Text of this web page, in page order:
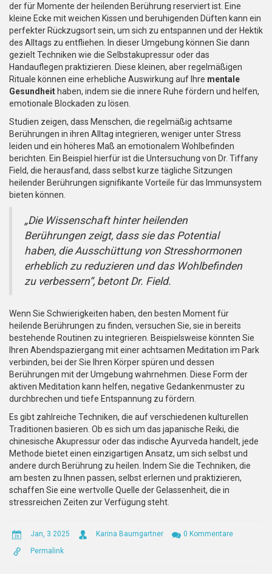
der für Momente der heilenden Berührung reserviert ist. Eine
kleine Ecke mit weichen Kissen und beruhigenden Düften kann ein
perfekter Rückzugsort sein, um sich zu entspannen und der Hektik
des Alltags zu entfliehen. In dieser Umgebung können Sie dann
gezielt Techniken wie die Selbstakupressur oder das
Handauflegen praktizieren. Diese kleinen, aber regelmäßigen
Rituale können eine erhebliche Auswirkung auf Ihre mentale
Gesundheit haben, indem sie die innere Ruhe fördern und helfen,
emotionale Blockaden zu lösen.
Studien zeigen, dass Menschen, die regelmäßig achtsame
Berührungen in ihren Alltag integrieren, weniger unter Stress
leiden und ein höheres Maß an emotionalem Wohlbefinden
berichten. Ein Beispiel hierfür ist die Untersuchung von Dr. Tiffany
Field, die herausfand, dass selbst kurze tägliche Sitzungen
heilender Berührungen signifikante Vorteile für das Immunsystem
bieten können.
„Die Wissenschaft hinter heilenden
Berührungen zeigt, dass sie das Potential
haben, die Ausschüttung von Stresshormonen
erheblich zu reduzieren und das Wohlbefinden
zu verbessern“, betont Dr. Field.
Wenn Sie Schwierigkeiten haben, den besten Moment für
heilende Berührungen zu finden, versuchen Sie, sie in bereits
bestehende Routinen zu integrieren. Beispielsweise könnten Sie
Ihren Abendspaziergang mit einer achtsamen Meditation im Park
verbinden, bei der Sie Ihren Körper spüren und dessen
Berührungen mit der Umgebung wahrnehmen. Diese Form der
aktiven Meditation kann helfen, negative Gedankenmuster zu
durchbrechen und tiefe Entspannung zu fördern.
Es gibt zahlreiche Techniken, die auf verschiedenen kulturellen
Traditionen basieren. Ob es sich um das japanische Reiki, die
chinesische Akupressur oder das indische Ayurveda handelt, jede
Methode bietet einen einzigartigen Ansatz, um sich selbst und
andere durch Berührung zu heilen. Indem Sie die Techniken, die
am besten zu Ihnen passen, selbst erlernen und praktizieren,
schaffen Sie eine wertvolle Quelle der Gelassenheit, die in
stressreichen Zeiten zur Verfügung steht.
Jan, 3 2025 Karina Baumgartner
0 Kommentare
Permalink